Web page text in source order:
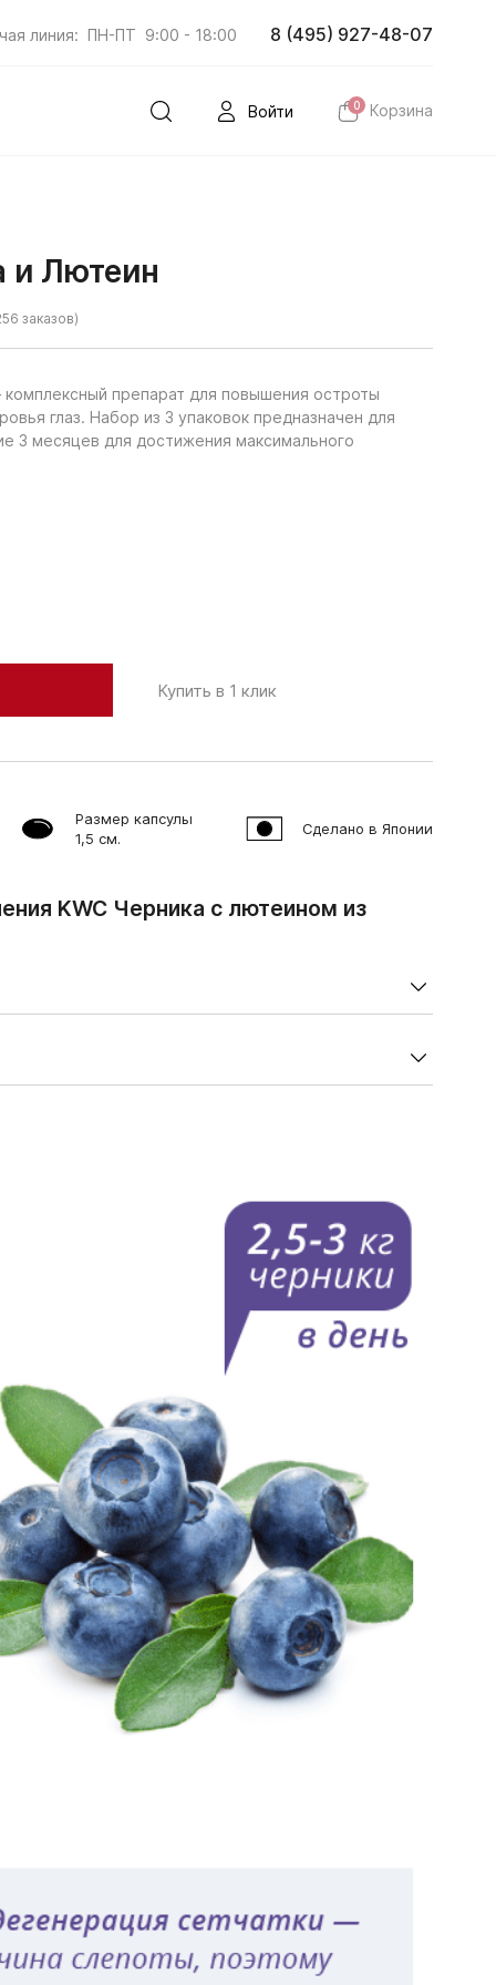
линия: ПН-ПТ 9:00 - 18:00 8 (495) 927-48-07
Войти 0 Корзина
и Лютеин
заказов)
препарат для повышения остроты
глаз. Набор из 3 упаковок предназначен для
3 месяцев для достижения максимального
Купить в 1 клик
Размер капсулы
1,5 см.
Сделано в Японии
KWC Черника с лютеином из
5,0
в состав препарата, получают из
а антоцианы – из дикой черники лесов
по качеству сырье, и поэтому комплекс содержит
для здоровья глаз антиоксидантов.
непереносимость компонентов продукта,
Перед применением рекомендуется